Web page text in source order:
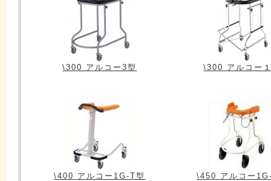
\300 アルコー3型 \300 アルコー
\400 アルコー1G-T型 \450 アルコー